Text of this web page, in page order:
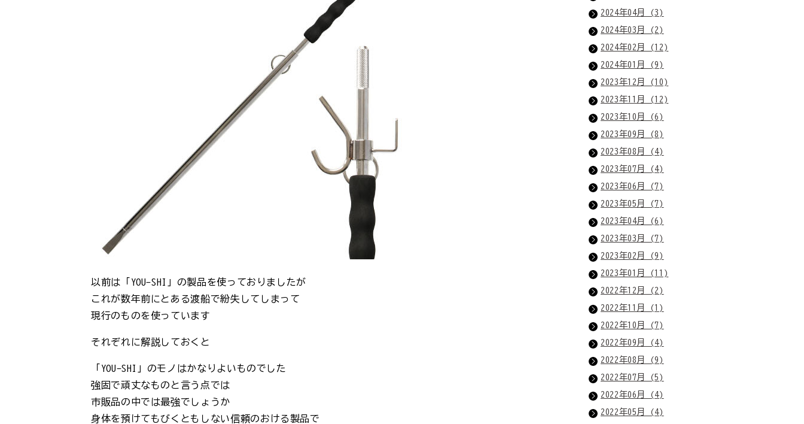
以前は「YOU-SHI」の製品を使っておりましたが
これが数年前にとある渡船で紛失してしまって
現行のものを使っています
それぞれに解説しておくと
「YOU-SHI」のモノはかなりよいものでした
強固で頑丈なものと言う点では
市販品の中では最強でしょうか
身体を預けてもびくともしない信頼のおける製品で
2024年04月 (3)
2024年03月 (2)
2024年02月 (12)
2024年01月 (9)
2023年12月 (10)
2023年11月 (12)
2023年10月 (6)
2023年09月 (8)
2023年08月 (4)
2023年07月 (4)
2023年06月 (7)
2023年05月 (7)
2023年04月 (6)
2023年03月 (7)
2023年02月 (9)
2023年01月 (11)
2022年12月 (2)
2022年11月 (1)
2022年10月 (7)
2022年09月 (4)
2022年08月 (9)
2022年07月 (5)
2022年06月 (4)
2022年05月 (4)